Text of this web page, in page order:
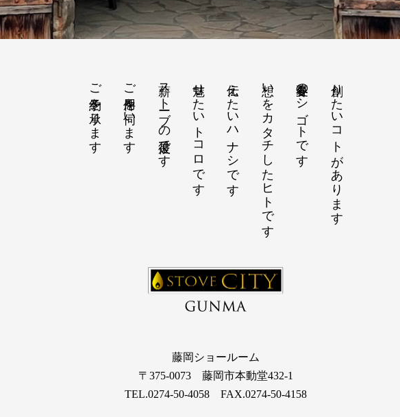
創りたいコトがあります
春夏冬のシゴトです
想いをカタチしたヒトです
伝えたいハナシです
魅せたいトコロです
薪ストーブの彼是です
ご用件を伺います
ご予約を承ります
藤岡ショールーム
〒375-0073 藤岡市本動堂432-1
TEL.0274-50-4058 FAX.0274-50-4158